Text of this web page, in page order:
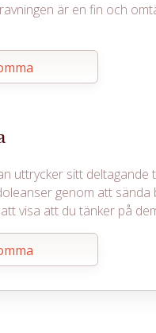
är en fin och
uttrycker sitt deltagande
genom att sända
visa att du tänker på